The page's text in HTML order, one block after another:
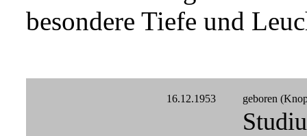
besondere Tiefe und
16.12.1953 geboren